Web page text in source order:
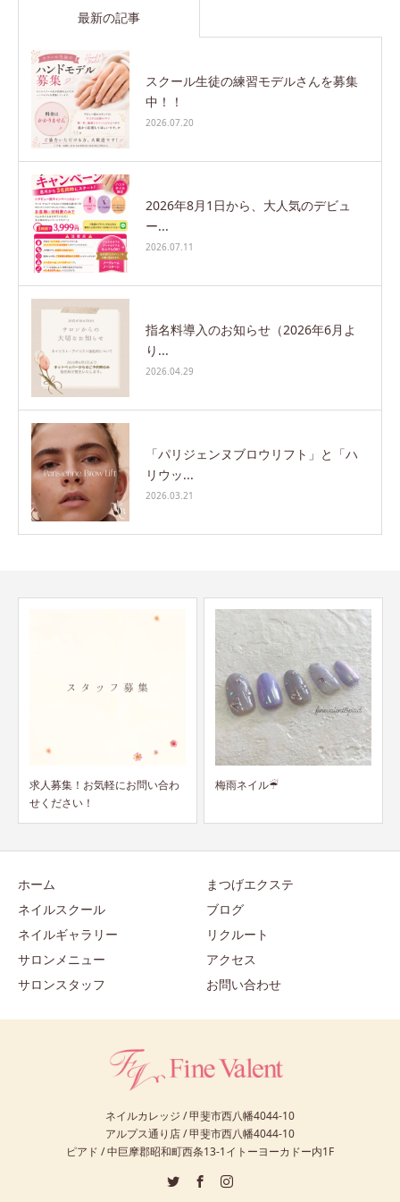
最新の記事
スクール生徒の練習モデルさんを募集
中！！
2026.07.20
2026年8月1日から、大人気のデビュ
ー...
2026.07.11
指名料導入のお知らせ（2026年6月よ
り...
2026.04.29
「パリジェンヌブロウリフト」と「ハ
リウッ...
2026.03.21
梅雨ネイル☔︎
SOSO7月から価格変更のお知ら
ホーム
ネイルスクール
ネイルギャラリー
サロンメニュー
サロンスタッフ
まつげエクステ
ブログ
リクルート
アクセス
お問い合わせ
ネイルカレッジ / 甲斐市西八幡4044-10
アルプス通り店 / 甲斐市西八幡4044-10
ピアド / 中巨摩郡昭和町西条13-1イトーヨーカドー内1F